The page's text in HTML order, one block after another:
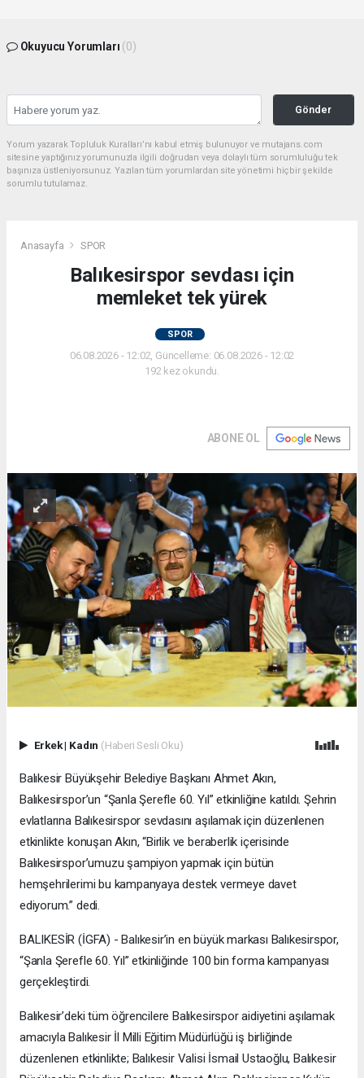
Okuyucu Yorumları (0)
Gönder
Yorum yazarak Topluluk Kuralları’nı kabul etmiş bulunuyor ve mutajans.com
sitesine yaptığınız yorumunuzla ilgili doğrudan veya dolaylı tüm sorumluluğu tek
başınıza üstleniyorsunuz. Yazılan tüm yorumlardan site yönetimi hiçbir şekilde
sorumlu tutulamaz.
Anasayfa SPOR
Balıkesirspor sevdası için
memleket tek yürek
SPOR
06.08.2026 - 12:02, Güncelleme: 06.08.2026 - 12:02
192 kez okundu.
ABONE OL
Erkek| Kadın (Haberi Sesli Oku)
Balıkesir Büyükşehir Belediye Başkanı Ahmet Akın,
Balıkesirspor’un “Şanla Şerefle 60. Yıl” etkinliğine katıldı. Şehrin
evlatlarına Balıkesirspor sevdasını aşılamak için düzenlenen
etkinlikte konuşan Akın, “Birlik ve beraberlik içerisinde
Balıkesirspor’umuzu şampiyon yapmak için bütün
hemşehrilerimi bu kampanyaya destek vermeye davet
ediyorum.” dedi.
BALIKESİR (İGFA) - Balıkesir’in en büyük markası Balıkesirspor,
“Şanla Şerefle 60. Yıl” etkinliğinde 100 bin forma kampanyası
gerçekleştirdi.
Balıkesir’deki tüm öğrencilere Balıkesirspor aidiyetini aşılamak
amacıyla Balıkesir İl Milli Eğitim Müdürlüğü iş birliğinde
düzenlenen etkinlikte; Balıkesir Valisi İsmail Ustaoğlu, Balıkesir